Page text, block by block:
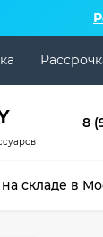
8
складе в